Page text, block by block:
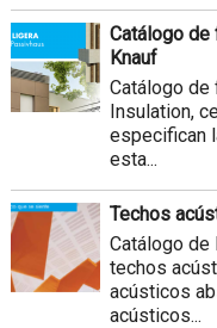
Catálogo de
Knauf
Catálogo de
Insulation,
especifican
esta...
Techos
Catálogo de
techos
acústicos
acústicos...